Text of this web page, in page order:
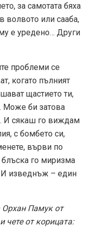
за самотата бяха
волвото или сааба,
е уредено… Други
проблеми се
когато пълният
щастието ти,
Може би затова
И сякаш го виждам
с бомбето си,
върви по
блъска го миризма
И изведнъж – един
Орхан Памук от
чете от корицата: